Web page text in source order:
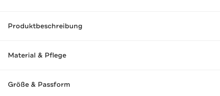
Produktbeschreibung
Material & Pflege
Größe & Passform